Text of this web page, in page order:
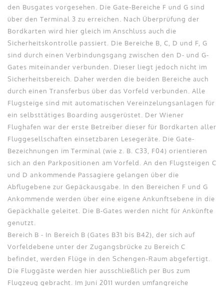
den Busgates vorgesehen. Die Gate-Bereiche F und G sind
über den Terminal 3 zu erreichen. Nach Überprüfung der
Bordkarten wird hier gleich im Anschluss auch die
Sicherheitskontrolle passiert. Die Bereiche B, C, D und F, G
sind durch einen Verbindungsgang zwischen den D- und G-
Gates miteinander verbunden. Dieser liegt jedoch nicht im
Sicherheitsbereich. Daher werden die beiden Bereiche auch
durch einen Transferbus über das Vorfeld verbunden. Alle
Flugsteige sind mit automatischen Vereinzelungsanlagen für
ein selbsttätiges Boarding ausgerüstet. Der Wiener
Flughafen war der erste Betreiber dieser für Bordkarten aller
Fluggesellschaften einsetzbaren Lesegeräte. Die Gate-
Bezeichnungen im Terminal (wie z. B. C33, F04) orientieren
sich an den Parkpositionen am Vorfeld. An den Flugsteigen C
und D ankommende Passagiere gelangen über die
Abflugebene zur Gepäckausgabe. In den Bereichen F und G
Ankommende werden über eine eigene Ankunftsebene in die
Gepäckhalle geleitet. Die B-Gates werden nicht für Ankünfte
genutzt.
Bereich B - In Bereich B (Gates B31 bis B42), der sich auf
Vorfeldebene unter der Zugangsbrücke zu Bereich C
befindet, werden Flüge in den Schengen-Raum abgefertigt.
Die Fluggäste werden hier ausschließlich per Bus zum
Flugzeug gebracht. Im Juni 2011 wurden umfangreiche